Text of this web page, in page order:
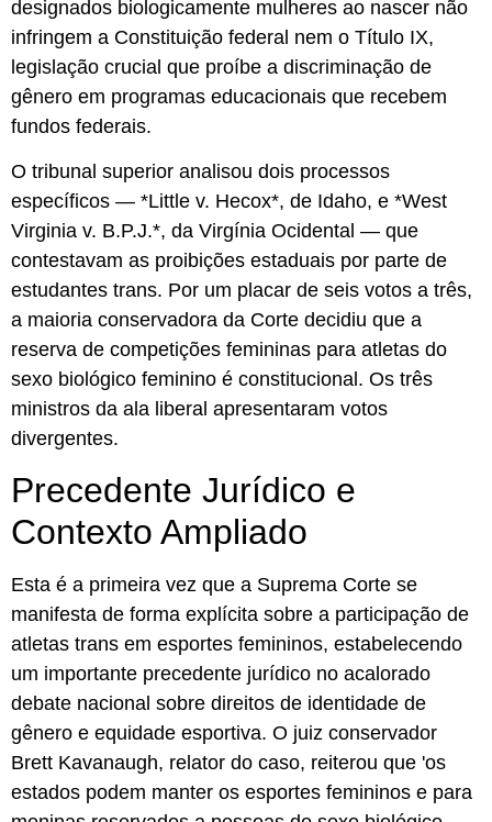
designados biologicamente mulheres ao nascer não
infringem a Constituição federal nem o Título IX,
legislação crucial que proíbe a discriminação de
gênero em programas educacionais que recebem
fundos federais.
O tribunal superior analisou dois processos
específicos — *Little v. Hecox*, de Idaho, e *West
Virginia v. B.P.J.*, da Virgínia Ocidental — que
contestavam as proibições estaduais por parte de
estudantes trans. Por um placar de seis votos a três,
a maioria conservadora da Corte decidiu que a
reserva de competições femininas para atletas do
sexo biológico feminino é constitucional. Os três
ministros da ala liberal apresentaram votos
divergentes.
Precedente Jurídico e
Contexto Ampliado
Esta é a primeira vez que a Suprema Corte se
manifesta de forma explícita sobre a participação de
atletas trans em esportes femininos, estabelecendo
um importante precedente jurídico no acalorado
debate nacional sobre direitos de identidade de
gênero e equidade esportiva. O juiz conservador
Brett Kavanaugh, relator do caso, reiterou que 'os
estados podem manter os esportes femininos e para